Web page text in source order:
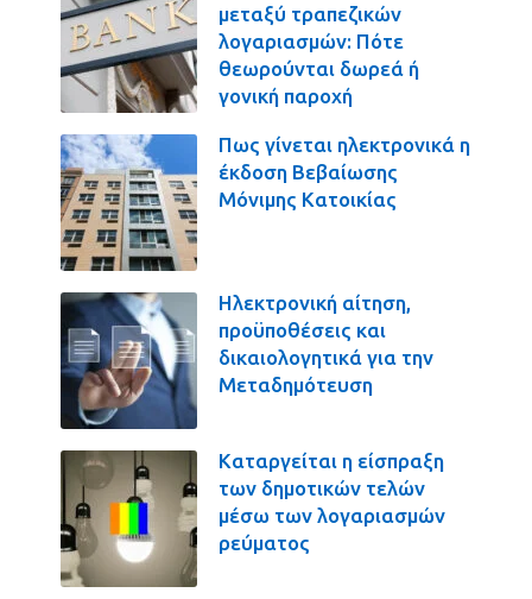
μεταξύ τραπεζικών
λογαριασμών: Πότε
θεωρούνται δωρεά ή
γονική παροχή
Πως γίνεται ηλεκτρονικά η
έκδοση Βεβαίωσης
Μόνιμης Κατοικίας
Ηλεκτρονική αίτηση,
προϋποθέσεις και
δικαιολογητικά για την
Μεταδημότευση
Καταργείται η είσπραξη
των δημοτικών τελών
μέσω των λογαριασμών
ρεύματος